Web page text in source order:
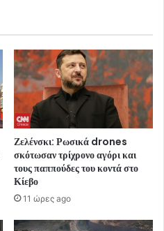
Ζελένσκι: Ρωσικά drones
σκότωσαν τρίχρονο αγόρι και
τους παππούδες του κοντά στο
Κίεβο
11 ώρες ago